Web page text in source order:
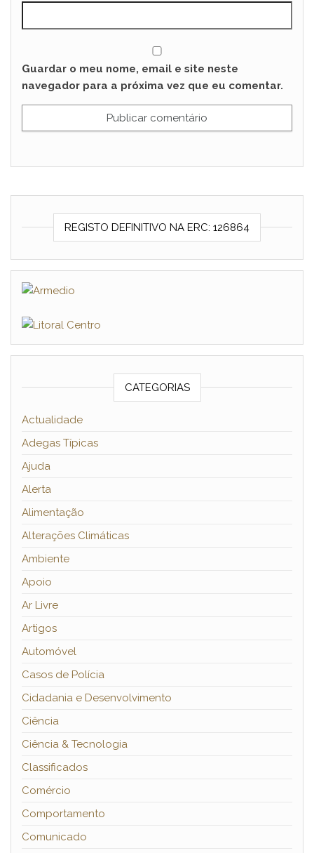
Guardar o meu nome, email e site neste
navegador para a próxima vez que eu comentar.
REGISTO DEFINITIVO NA ERC: 126864
CATEGORIAS
Actualidade
Adegas Típicas
Ajuda
Alerta
Alimentação
Alterações Climáticas
Ambiente
Apoio
Ar Livre
Artigos
Automóvel
Casos de Polícia
Cidadania e Desenvolvimento
Ciência
Ciência & Tecnologia
Classificados
Comércio
Comportamento
Comunicado